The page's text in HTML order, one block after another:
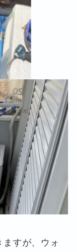
すが、ウォ